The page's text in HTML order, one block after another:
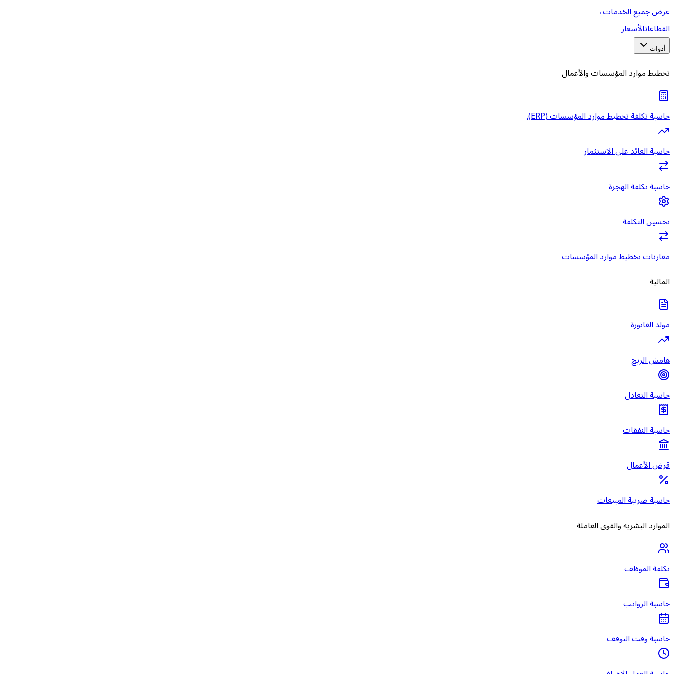
عرض جميع الخدمات→
القطاعاتالأسعار
أدوات
تخطيط موارد المؤسسات والأعمال
حاسبة تكلفة تخطيط موارد المؤسسات (ERP).
حاسبة العائد على الاستثمار
حاسبة تكلفة الهجرة
تحسين التكلفة
مقارنات تخطيط موارد المؤسسات
المالية
مولد الفاتورة
هامش الربح
حاسبة التعادل
حاسبة النفقات
قرض الأعمال
حاسبة ضريبة المبيعات
الموارد البشرية والقوى العاملة
تكلفة الموظف
حاسبة الرواتب
حاسبة وقت التوقف